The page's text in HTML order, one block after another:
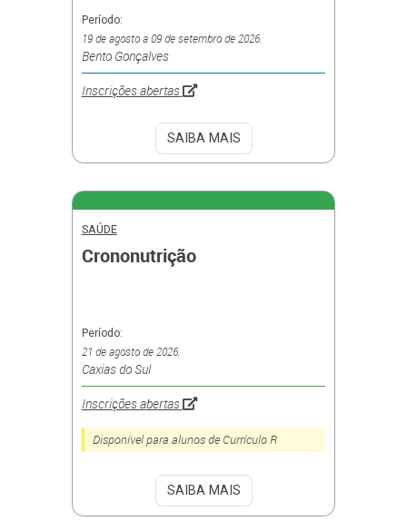
Período:
19 de agosto a 09 de setembro de 2026.
Bento Gonçalves
Inscrições abertas
SAIBA MAIS
SAÚDE
Crononutrição
Período:
21 de agosto de 2026.
Caxias do Sul
Inscrições abertas
Disponível para alunos de Currículo R
SAIBA MAIS